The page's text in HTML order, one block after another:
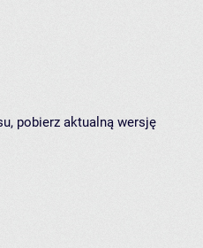
pobierz aktualną wersję